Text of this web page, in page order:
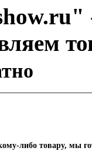
либо товару, мы